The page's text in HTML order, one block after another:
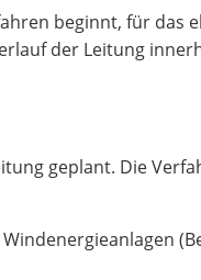
beginnt, für das
der Leitung
geplant. Die